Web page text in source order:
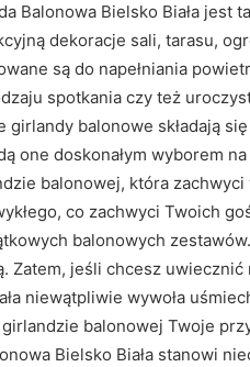
Bielsko Biała jest
dekoracje sali, tarasu,
są do napełniania
spotkania czy też
balonowe składają
one doskonałym wyborem
balonowej, która
co zachwyci Twoich
balonowych
jeśli chcesz
niewątpliwie wywoła
balonowej Twoje
Bielsko Biała stanowi